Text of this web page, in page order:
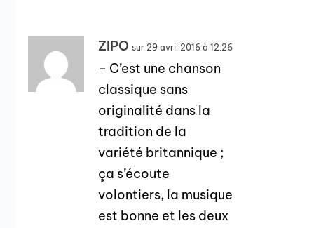
ZIPO sur 29 avril 2016 à 12:26
– C’est une chanson
classique sans
originalité dans la
tradition de la
variété britannique ;
ça s’écoute
volontiers, la musique
est bonne et les deux